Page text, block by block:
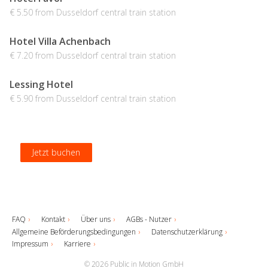
Jetzt buchen
€ 5.50 from Dusseldorf central train station
Jetzt buchen
Hotel Villa Achenbach
€ 7.20 from Dusseldorf central train station
Jetzt buchen
Lessing Hotel
€ 5.90 from Dusseldorf central train station
Jetzt buchen
FAQ Kontakt Über uns
AGBs - Nutzer
Allgemeine Beförderungsbedingungen
Datenschutzerklärung
Impressum
Karriere
© 2026 Public in Motion GmbH